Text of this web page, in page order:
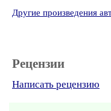
Другие произведения
Рецензии
Написать рецензию